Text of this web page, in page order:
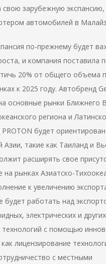
свою зарубежную экспансию,
автомобилей в
по-прежнему будет
и компания поставила
20% от общего объема
к 2025 году. Автобренд
основные рынки Ближнего
региона и
будет
такие как Таиланд и
расширять свое
на рынках Азиатско-
к увеличению
будет работать над
электрических и
технологий с помощью
лицензирование
с местными